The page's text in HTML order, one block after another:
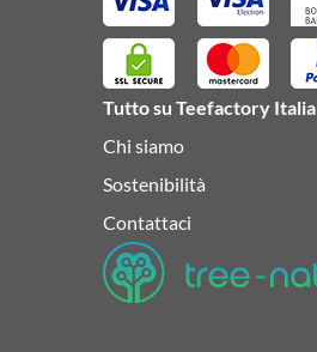
Tutto su Teefactory Italia
Chi siamo
Sostenibilità
Contattaci